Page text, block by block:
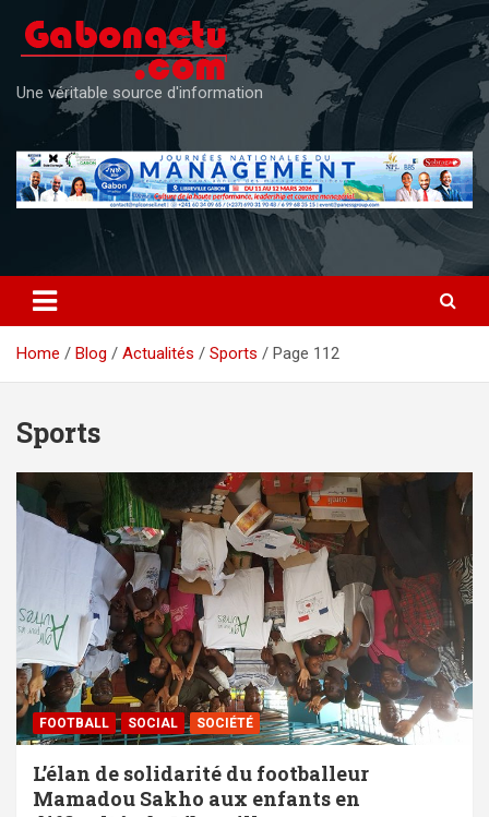
content
Une véritable source d'information
Home Blog Actualités Sports Page 112
Sports
FOOTBALL SOCIAL SOCIÉTÉ
L’élan de solidarité du footballeur
Mamadou Sakho aux enfants en